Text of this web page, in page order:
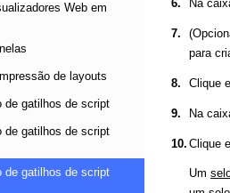
Web em
de layouts
de gatilhos de script
de gatilhos de script
de gatilhos de script